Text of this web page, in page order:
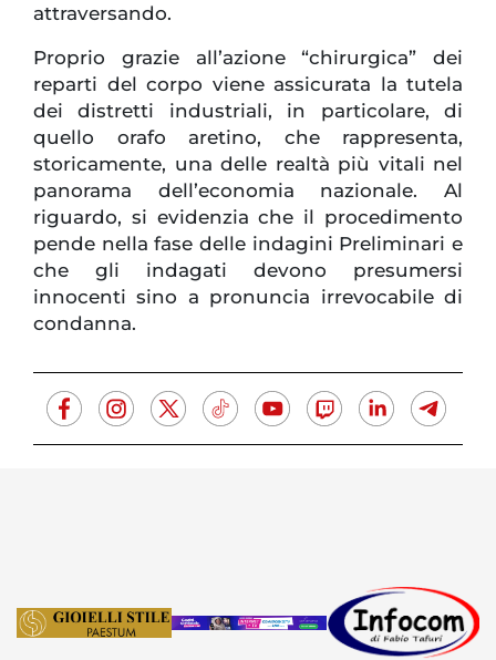
attraversando.
Proprio grazie all’azione “chirurgica” dei
reparti del corpo viene assicurata la tutela
dei distretti industriali, in particolare, di
quello orafo aretino, che rappresenta,
storicamente, una delle realtà più vitali nel
panorama dell’economia nazionale. Al
riguardo, si evidenzia che il procedimento
pende nella fase delle indagini Preliminari e
che gli indagati devono presumersi
innocenti sino a pronuncia irrevocabile di
condanna.